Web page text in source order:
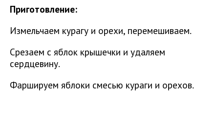
Приготовление:
Измельчаем курагу и орехи, перемешиваем.
Срезаем с яблок крышечки и удаляем
сердцевину.
Фаршируем яблоки смесью кураги и орехов.